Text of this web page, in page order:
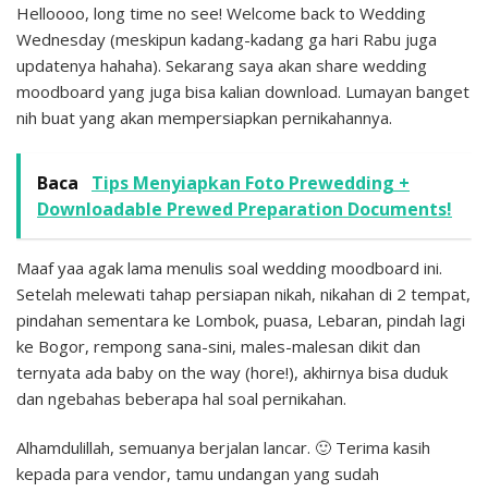
Helloooo, long time no see! Welcome back to Wedding
Wednesday (meskipun kadang-kadang ga hari Rabu juga
updatenya hahaha). Sekarang saya akan share wedding
moodboard yang juga bisa kalian download. Lumayan banget
nih buat yang akan mempersiapkan pernikahannya.
Baca
Tips Menyiapkan Foto Prewedding +
Downloadable Prewed Preparation Documents!
Maaf yaa agak lama menulis soal wedding moodboard ini.
Setelah melewati tahap persiapan nikah, nikahan di 2 tempat,
pindahan sementara ke Lombok, puasa, Lebaran, pindah lagi
ke Bogor, rempong sana-sini, males-malesan dikit dan
ternyata ada baby on the way (hore!), akhirnya bisa duduk
dan ngebahas beberapa hal soal pernikahan.
Alhamdulillah, semuanya berjalan lancar. 🙂 Terima kasih
kepada para vendor, tamu undangan yang sudah